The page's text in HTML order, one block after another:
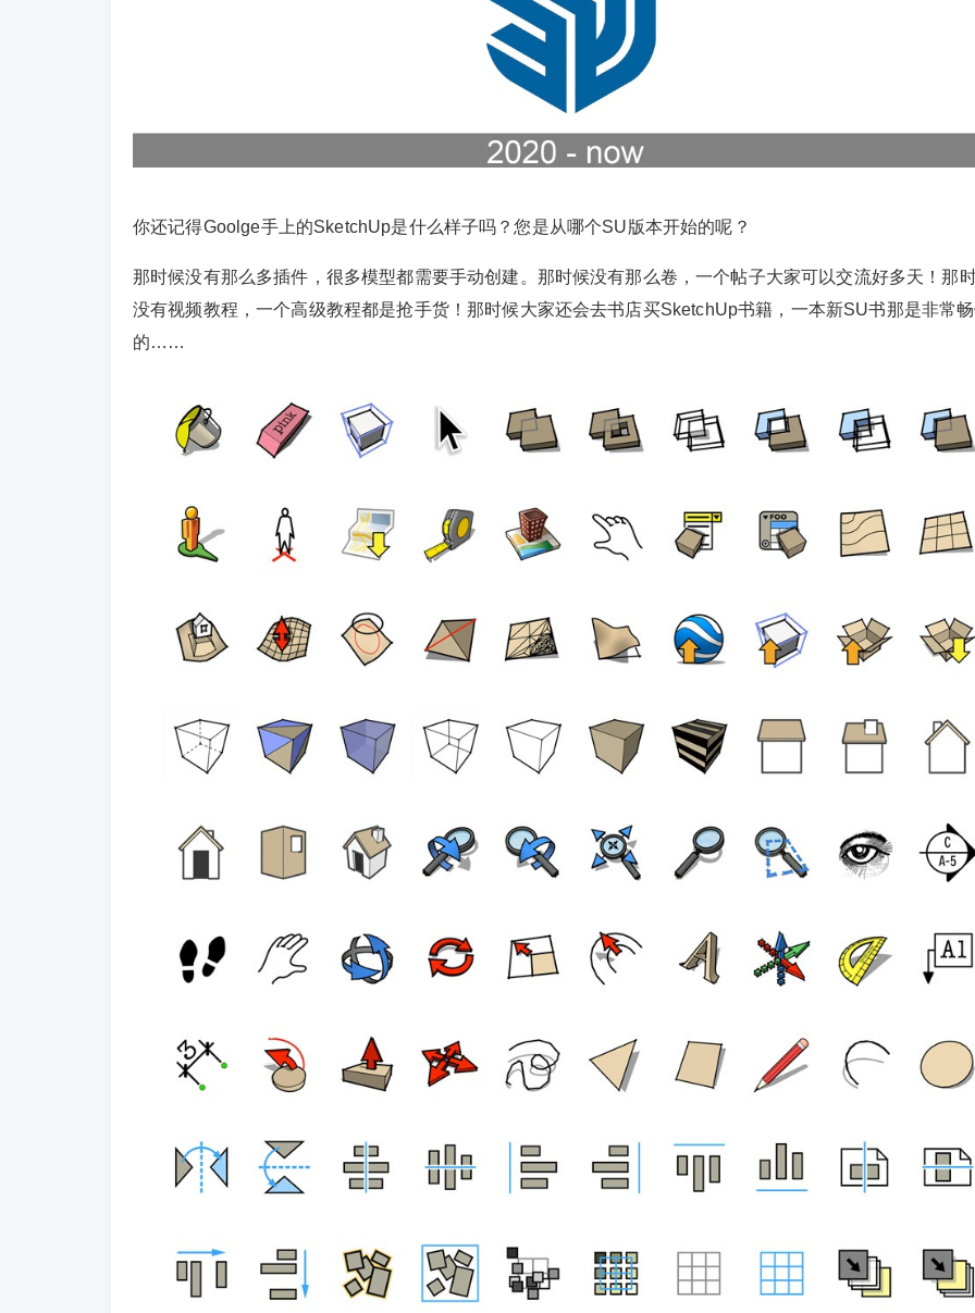
你还记得Goolge手上的SketchUp是什么样子吗？您是从哪个SU版本开始的呢？
那时候没有那么多插件，很多模型都需要手动创建。那时候没有那么卷，一个帖子大家可以交流好多天！那
没有视频教程，一个高级教程都是抢手货！那时候大家还会去书店买SketchUp书籍，一本新SU书那是非常
的……
少校-LA @ SketchUp自学 2023/11/20
回忆Google SketchUp logo与ic
的？
你还记得Goolge手上的SketchUp是什么样子吗？
元 10
20 元 元 自定义
微信支付
立刻支付
付费内容
立刻支付
6位以上
忘记密码？ 找回 已有帐号？登录